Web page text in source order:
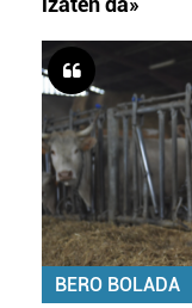
BERO BOLADA